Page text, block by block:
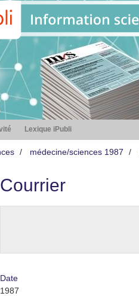
Lexique iPubli
médecine/sciences 1987
Courrier
Date
1987